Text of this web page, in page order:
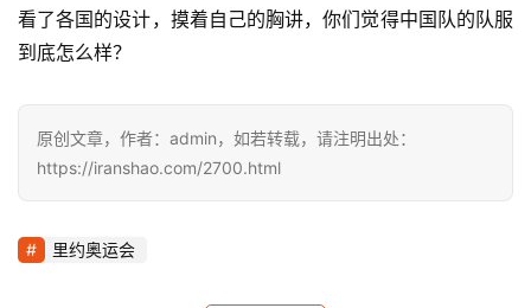
看了各国的设计，摸着自己的胸讲，你们觉得中国队的队服
到底怎么样？
原创文章，作者：admin，如若转载，请注明出处：
https://iranshao.com/2700.html
里约奥运会